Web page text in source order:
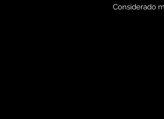
Considerado